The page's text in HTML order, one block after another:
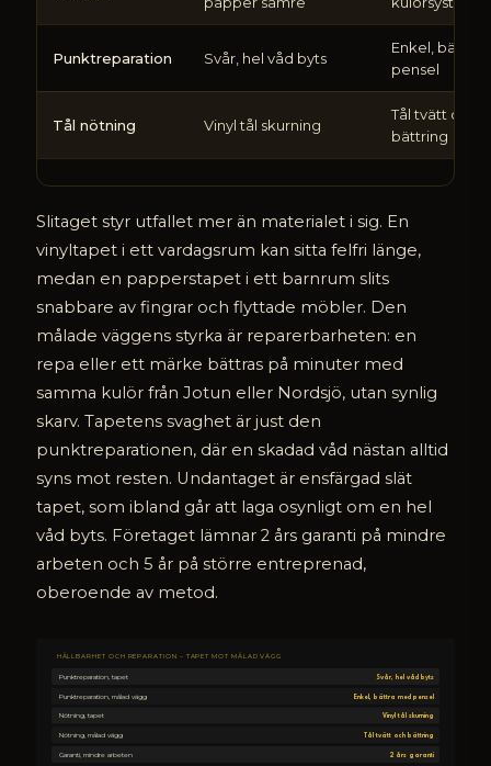
Punktreparation Svår, hel våd byts
Enkel, bättra
pensel
Tål nötning Vinyl tål skurning
Tål tvätt och
bättring
Slitaget styr utfallet mer än materialet i sig. En
vinyltapet i ett vardagsrum kan sitta felfri länge,
medan en papperstapet i ett barnrum slits
snabbare av fingrar och flyttade möbler. Den
målade väggens styrka är reparerbarheten: en
repa eller ett märke bättras på minuter med
samma kulör från Jotun eller Nordsjö, utan synlig
skarv. Tapetens svaghet är just den
punktreparationen, där en skadad våd nästan alltid
syns mot resten. Undantaget är ensfärgad slät
tapet, som ibland går att laga osynligt om en hel
våd byts. Företaget lämnar 2 års garanti på mindre
arbeten och 5 år på större entreprenad,
oberoende av metod.
HÅLLBARHET OCH REPARATION – TAPET MOT MÅLAD VÄGG
Punktreparation, tapet Svår, hel våd byts
Punktreparation, målad vägg Enkel, bättra med pensel
Nötning, tapet Vinyl tål skurning
Nötning, målad vägg Tål tvätt och bättring
Garanti, mindre arbeten 2 års garanti